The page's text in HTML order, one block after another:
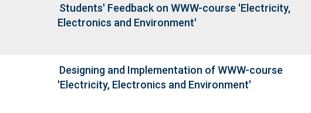
Students' Feedback on WWW-course 'Electricity,
Electronics and Environment'
Designing and Implementation of WWW-course
'Electricity, Electronics and Environment'